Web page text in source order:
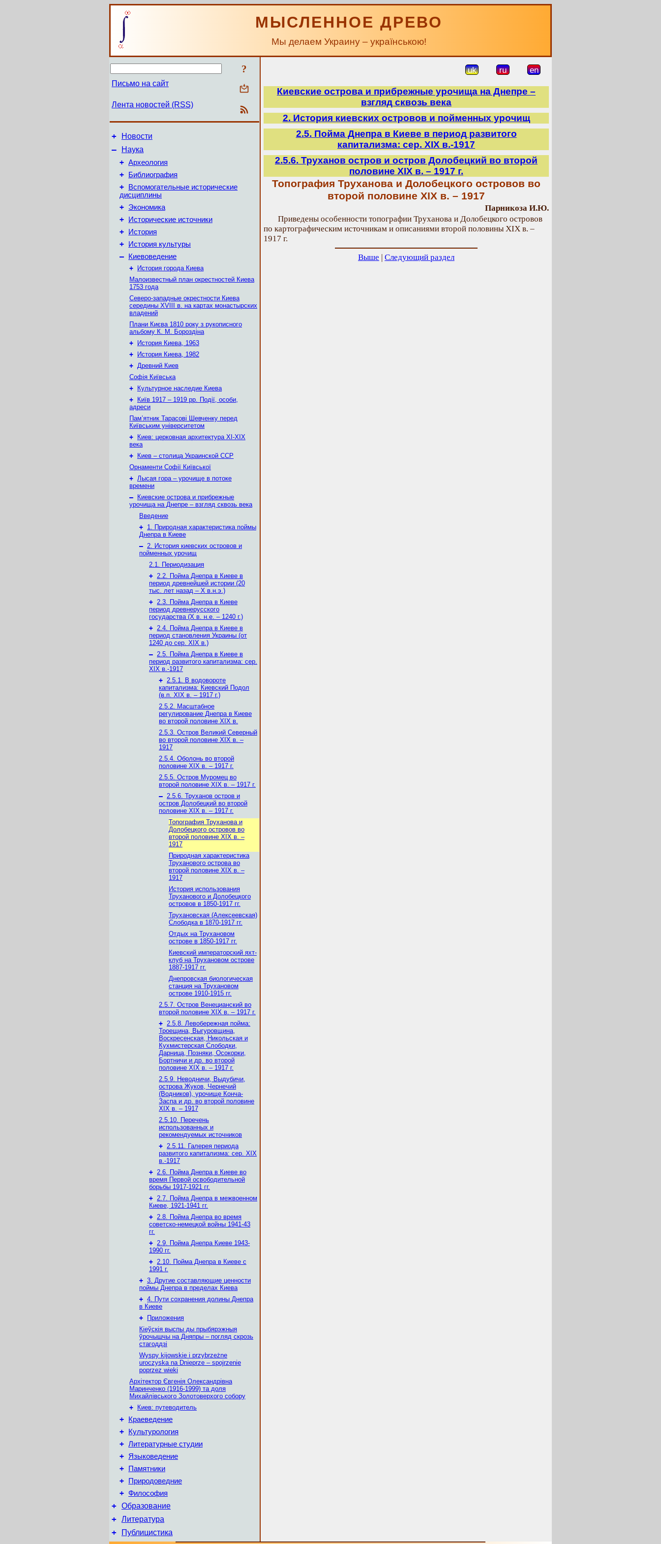
МЫСЛЕННОЕ ДРЕВО
Мы делаем Украину – українською!
?
Письмо на сайт
Лента новостей (RSS)
+ Новости
–
Наука
+ Археология
+ Библиография
+
Вспомогательные исторические
дисциплины
+ Экономика
+ Исторические источники
+ История
+ История культуры
– Киевоведение
+
История города Киева
Малоизвестный план окрестностей Киева
1753 года
Северо-западные окрестности Киева
середины XVIII в. на картах монастырских
владений
Плани Києва 1810 року з рукописного
альбому К. М. Бороздіна
+
История Киева, 1963
+
История Киева, 1982
+ Древний Киев
Софія Київська
+
Культурное наследие Киева
+
Київ 1917 – 1919 рр. Події, особи,
адреси
Пам’ятник Тарасові Шевченку перед
Київським університетом
+
Киев: церковная архитектура XI-XIX
века
+
Киев – столица Украинской ССР
Орнаменти Софії Київської
+ Лысая гора – урочище в потоке
времени
–
Киевские острова и прибрежные
урочища на Днепре – взгляд сквозь века
Введение
+ 1. Природная характеристика поймы
Днепра в Киеве
– 2. История киевских островов и
пойменных урочищ
2.1. Периодизация
+ 2.2. Пойма Днепра в Киеве в
период древнейшей истории (20
тыс. лет назад – X в.н.э.)
+ 2.3. Пойма Днепра в Киеве
период древнерусского
государства (Х в. н.е. – 1240 г.)
+ 2.4. Пойма Днепра в Киеве в
период становления Украины (от
1240 до сер. XIX в.)
– 2.5. Пойма Днепра в Киеве в
период развитого капитализма: сер.
ХІХ в.-1917
+ 2.5.1. В водовороте
капитализма: Киевский Подол
(в.п. XIX в. – 1917 г.)
2.5.2. Масштабное
регулирование Днепра в Киеве
во второй половине XIX в.
2.5.3. Остров Великий Северный
во второй половине XIX в. –
1917
2.5.4. Оболонь во второй
половине XIX в. – 1917 г.
2.5.5. Остров Муромец во
второй половине XIX в. – 1917 г.
– 2.5.6. Труханов остров и
остров Долобецкий во второй
половине XIX в. – 1917 г.
Топография Труханова и
Долобецкого островов во
второй половине XIX в. –
1917
Природная характеристика
Труханового острова во
второй половине XIX в. –
1917
История использования
Труханового и Долобецкого
островов в 1850-1917 гг.
Трухановская (Алексеевская)
Слободка в 1870-1917 гг.
Отдых на Трухановом
острове в 1850-1917 гг.
Киевский императорский яхт-
клуб на Трухановом острове
1887-1917 гг.
Днепровская биологическая
станция на Трухановом
острове 1910-1915 гг.
2.5.7. Остров Венецианский во
второй половине XIX в. – 1917 г.
+ 2.5.8. Левобережная пойма:
Троещина, Выгуровщина,
Воскресенская, Никольская и
Кухмистерская Слободки,
Дарница, Позняки, Осокорки,
Бортничи и др. во второй
половине XIX в. – 1917 г.
2.5.9. Неводничи, Выдубичи,
острова Жуков, Чернечий
(Водников), урочище Конча-
Заспа и др. во второй половине
XIX в. – 1917
2.5.10. Перечень
использованных и
рекомендуемых источников
+ 2.5.11. Галерея периода
развитого капитализма: сер. ХІХ
в.-1917
+ 2.6. Пойма Днепра в Киеве во
время Первой освободительной
борьбы 1917-1921 гг.
+ 2.7. Пойма Днепра в межвоенном
Киеве, 1921-1941 гг.
+ 2.8. Пойма Днепра во время
советско-немецкой войны 1941-43
гг.
+ 2.9. Пойма Днепра Киеве 1943-
1990 гг.
+ 2.10. Пойма Днепра в Киеве с
1991 г.
+ 3. Другие составляющие ценности
поймы Днепра в пределах Киева
+ 4. Пути сохранения долины Днепра
в Киеве
+
Приложения
Кіеўскія выспы ды прыбярэжныя
ўрочышчы на Дняпры – погляд скрозь
стагоддзі
Wyspy kijowskie i przybrzeżne
uroczyska na Dnieprze – spojrzenie
poprzez wieki
Архітектор Євгенія Олександрівна
Маринченко (1916-1999) та доля
Михайлівського Золотоверхого собору
+
Киев: путеводитель
+ Краеведение
+ Культурология
+ Литературные студии
+ Языковедение
+ Памятники
+ Природоведние
+ Философия
+ Образование
+ Литература
+ Публицистика
uk ru en
Киевские острова и прибрежные урочища на Днепре –
взгляд сквозь века
2. История киевских островов и пойменных урочищ
2.5. Пойма Днепра в Киеве в период развитого
капитализма: сер. ХІХ в.-1917
2.5.6. Труханов остров и остров Долобецкий во второй
половине XIX в. – 1917 г.
Топография Труханова и Долобецкого островов во
второй половине XIX в. – 1917
Парникоза И.Ю.
Приведены особенности топографии Труханова и Долобецкого островов
по картографическим источникам и описаниями второй половины XIX в. –
1917 г.
Выше | Следующий раздел